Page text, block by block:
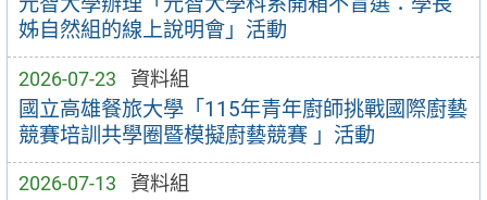
姊自然組的線上說明會」活動
2026-07-23 資料組
國立高雄餐旅大學「115年青年廚師挑戰國際廚藝
競賽培訓共學圈暨模擬廚藝競賽 」活動
2026-07-13 資料組